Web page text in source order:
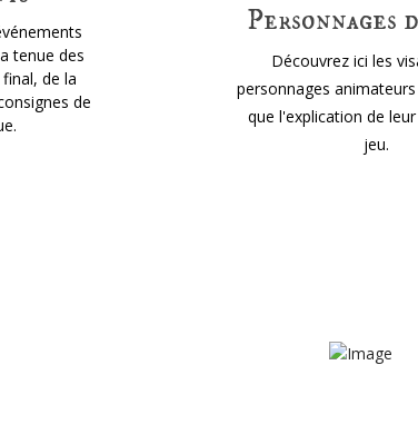
tenue des
de la
de
Personnages
Découvrez ici les
personnages
que l'explication de
jeu.